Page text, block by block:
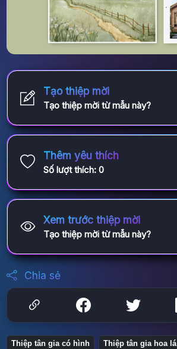
Tạo thiệp mời
Tạo thiệp mời từ mẫu này?
Thêm yêu thích
Số lượt thích: 0
Xem trước thiệp mời
Tạo thiệp mời từ mẫu này?
Chia sẻ
Thiệp tân gia có hình Thiệp tân gia hoa lá